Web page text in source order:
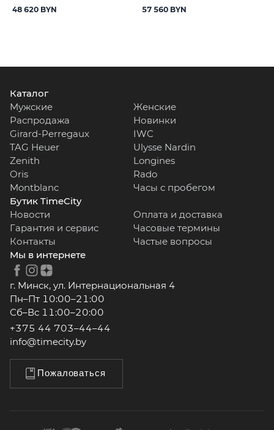
48 620 BYN 57 560 BYN
Каталог
Мужские
Женские
Распродажа
Новинки
Girard-Perregaux
IWC
TAG Heuer
Ulysse Nardin
Zenith
Longines
Oris
Rado
Montblanc
Часы с пробегом
Бутик TimeCity
Новости
Оплата и доставка
Гарантия и сервис
Часовые термины
Контакты
Частые вопросы
Мы в интернете
г. Минск, ул. Интернациональная 4
Пн–Пт 10:00–21:00
Сб–Вс 11:00–20:00
+375 44 703–44–44
info@timecity.by
Пожаловаться